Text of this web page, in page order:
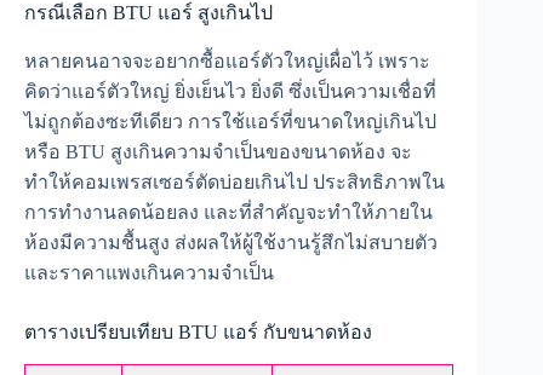
กรณีเลือก BTU แอร์ สูงเกินไป
หลายคนอาจจะอยากซื้อแอร์ตัวใหญ่เผื่อไว้ เพราะ
คิดว่าแอร์ตัวใหญ่ ยิ่งเย็นไว ยิ่งดี ซึ่งเป็นความเชื่อที่
ไม่ถูกต้องซะทีเดียว การใช้แอร์ที่ขนาดใหญ่เกินไป
หรือ BTU สูงเกินความจำเป็นของขนาดห้อง จะ
ทำให้คอมเพรสเซอร์ตัดบ่อยเกินไป ประสิทธิภาพใน
การทำงานลดน้อยลง และที่สำคัญจะทำให้ภายใน
ห้องมีความชื้นสูง ส่งผลให้ผู้ใช้งานรู้สึกไม่สบายตัว
และราคาแพงเกินความจำเป็น
ตารางเปรียบเทียบ BTU แอร์ กับขนาดห้อง